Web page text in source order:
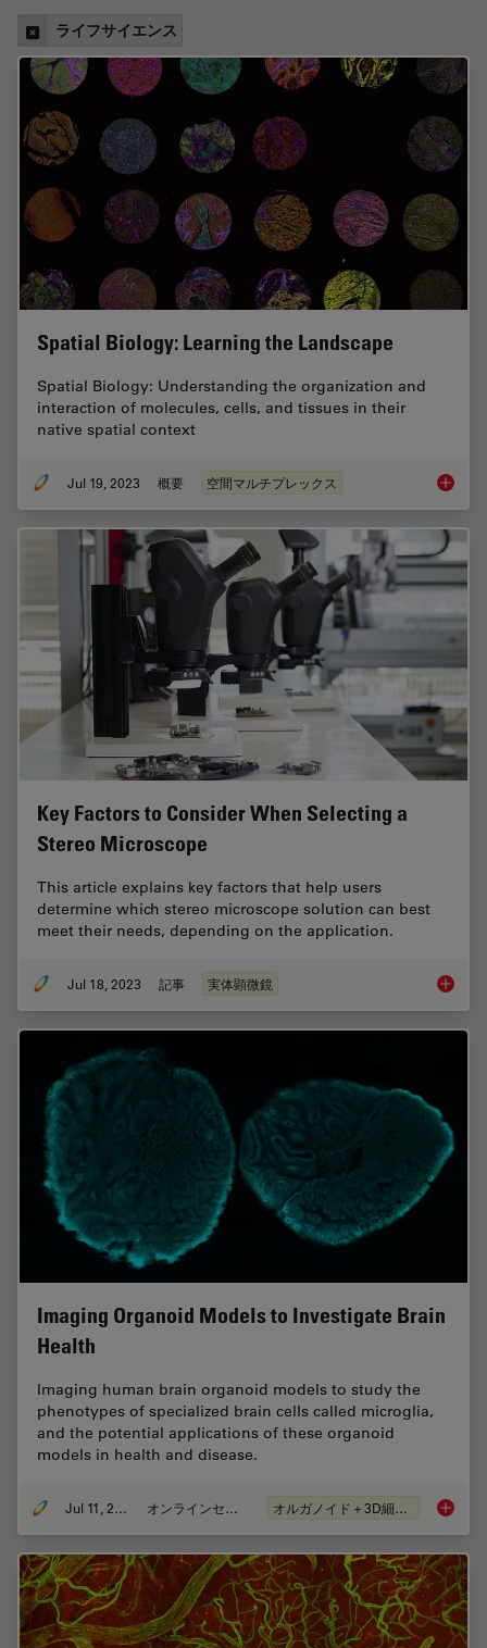
ライフサイエンス
Spatial Biology: Learning the Landscape
Spatial Biology: Understanding the organization and
interaction of molecules, cells, and tissues in their
native spatial context
Jul 19, 2023 概要 空間マルチプレックス Spatial
Key Factors to Consider When Selecting a
Stereo Microscope
This article explains key factors that help users
determine which stereo microscope solution can best
meet their needs, depending on the application.
Jul 18, 2023 記事 実体顕微鏡 Key
Imaging Organoid Models to Investigate Brain
Health
Imaging human brain organoid models to study the
phenotypes of specialized brain cells called microglia,
and the potential applications of these organoid
models in health and disease.
Jul 11, 2023 オンラインセミナー オルガノイド＋3D細胞培養